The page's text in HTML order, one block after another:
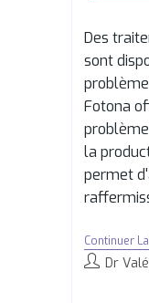
Des
sont
Fotona
la
permet
Continuer
Dr